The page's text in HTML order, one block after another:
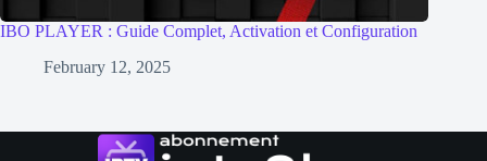
IBO PLAYER : Guide Complet, Activation et Configuration
February 12, 2025